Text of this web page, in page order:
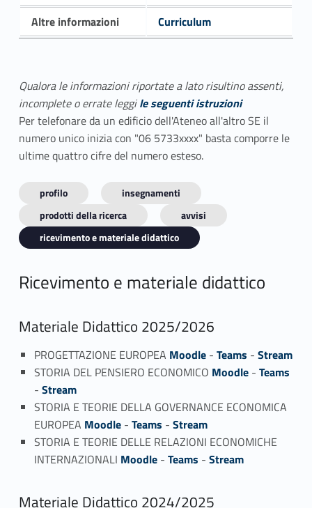
Altre informazioni
Curriculum
Qualora le informazioni riportate a lato risultino assenti,
incomplete o errate leggile seguenti istruzioni
Per telefonare da un edificio dell'Ateneo all'altro SE il
numero unico inizia con "06 5733xxxx" basta comporre le
ultime quattro cifre del numero esteso.
profilo
insegnamenti
prodotti della ricerca
avvisi
ricevimento e materiale didattico
Ricevimento e materiale didattico
Materiale Didattico 2025/2026
PROGETTAZIONE EUROPEA Moodle- Teams - Stream
STORIA DEL PENSIERO ECONOMICO Moodle- Teams
- Stream
STORIA E TEORIE DELLA GOVERNANCE ECONOMICA
EUROPEA Moodle- Teams - Stream
STORIA E TEORIE DELLE RELAZIONI ECONOMICHE
INTERNAZIONALI Moodle- Teams - Stream
Materiale Didattico 2024/2025